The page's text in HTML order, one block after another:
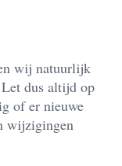
wij natuurlijk
dus altijd op
of er nieuwe
wijzigingen